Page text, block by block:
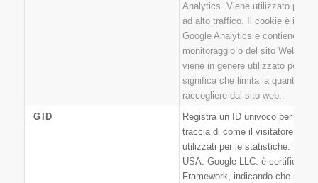
Analytics. Viene utilizzato per
ad alto traffico. Il cookie è
Google Analytics e contiene l'ID
monitoraggio o del sito Web a
viene in genere utilizzato per
significa che limita la quantità
raccogliere dal sito web.
_GID
Registra un ID univoco per un
traccia di come il visitatore
utilizzati per le statistiche.
USA. Google LLC. è certificato
Framework, indicando che i